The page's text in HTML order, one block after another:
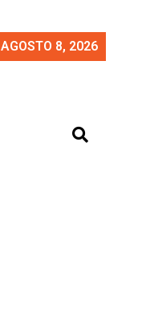
AGOSTO 8, 2026